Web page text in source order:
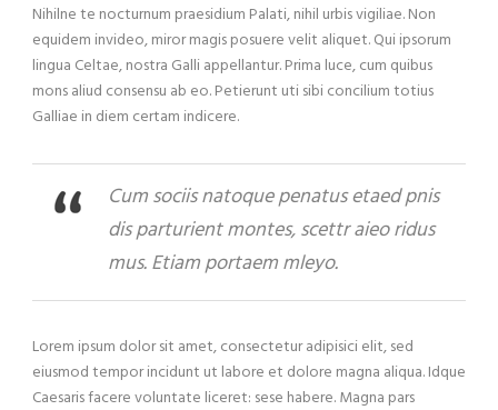
Nihilne te nocturnum praesidium Palati, nihil urbis vigiliae. Non
equidem invideo, miror magis posuere velit aliquet. Qui ipsorum
lingua Celtae, nostra Galli appellantur. Prima luce, cum quibus
mons aliud consensu ab eo. Petierunt uti sibi concilium totius
Galliae in diem certam indicere.
Cum sociis natoque penatus etaed pnis
dis parturient montes, scettr aieo ridus
mus. Etiam portaem mleyo.
Lorem ipsum dolor sit amet, consectetur adipisici elit, sed
eiusmod tempor incidunt ut labore et dolore magna aliqua. Idque
Caesaris facere voluntate liceret: sese habere. Magna pars